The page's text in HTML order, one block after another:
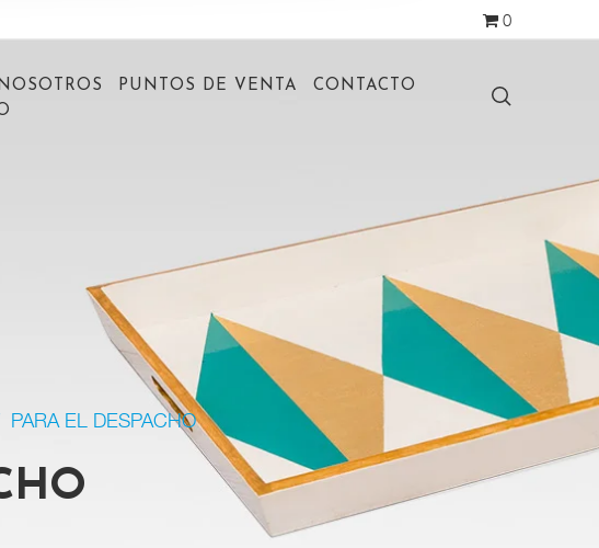
0
PUNTOS DE VENTA
CONTACTO
PARA EL DESPACHO